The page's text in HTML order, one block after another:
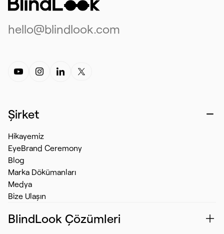
hello@blindlook.com
Şirket
Hikayemiz
EyeBrand Ceremony
Blog
Marka Dökümanları
Medya
Bize Ulaşın
BlindLook Çözümleri